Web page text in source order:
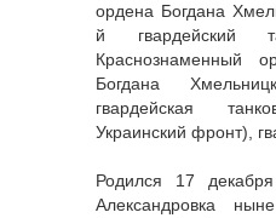
ордена Богдана
й гвардейский
Краснознаменный
Богдана
гвардейская
Украинский фронт),
Родился 17
Александровка